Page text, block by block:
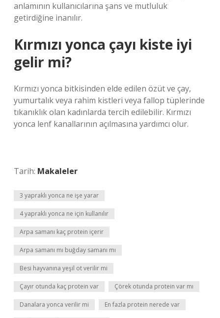
anlamının kullanıcılarına şans ve mutluluk
getirdiğine inanılır.
Kırmızı yonca çayı kiste iyi
gelir mi?
Kırmızı yonca bitkisinden elde edilen özüt ve çay,
yumurtalık veya rahim kistleri veya fallop tüplerinde
tıkanıklık olan kadınlarda tercih edilebilir. Kırmızı
yonca lenf kanallarının açılmasına yardımcı olur.
Tarih: Makaleler
3 yapraklı yonca ne işe yarar
4 yapraklı yonca ne için kullanılır
Arpa samanı kaç protein içerir
Arpa samanı mı buğday samanı mı
Besi hayvanına yeşil ot verilir mi
Çayır otunda kaç protein var Çörek otunda protein var mı
Danalara yonca verilir mi En fazla protein nerede var